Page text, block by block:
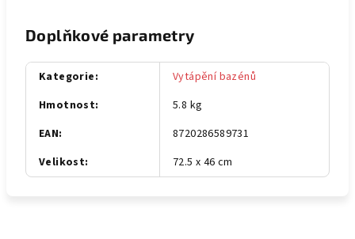
Doplňkové parametry
Kategorie:
Vytápění bazénů
Hmotnost:
5.8 kg
EAN:
8720286589731
Velikost: 72.5 x 46 cm